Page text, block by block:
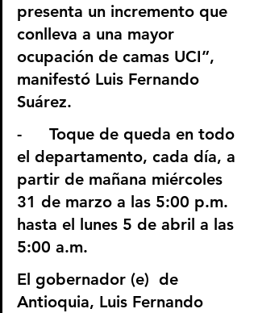
presenta un incremento que
conlleva a una mayor
ocupación de camas UCI”,
manifestó Luis Fernando
Suárez.
-	Toque de queda en todo
el departamento, cada día, a
partir de mañana miércoles
31 de marzo a las 5:00 p.m.
hasta el lunes 5 de abril a las
5:00 a.m.
El gobernador (e)  de
Antioquia, Luis Fernando